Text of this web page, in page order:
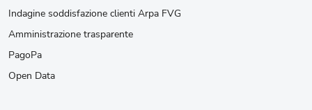
Indagine soddisfazione clienti Arpa FVG
Amministrazione trasparente
PagoPa
Open Data